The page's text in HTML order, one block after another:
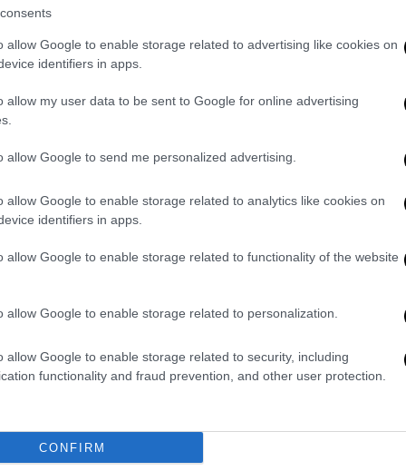
allow Google to enable storage related to advertising like cookies on
identifiers in apps.
allow my user data to be sent to Google for online advertising
allow Google to send me personalized advertising.
allow Google to enable storage related to analytics like cookies on
identifiers in apps.
allow Google to enable storage related to functionality of the website
allow Google to enable storage related to personalization.
allow Google to enable storage related to security, including
functionality and fraud prevention, and other user protection.
CONFIRM
Ιστορία|02.07.2021 10:22
Σαν σήμερα 2 Ιουλίου, πάνω σε μια
κόλασης για τους ναυαγούς της
2 Ιουλίου του 1817 και το ναυάγιο της
«Μέδουσας» έμεινε στην Ιστορία για
την τραγωδία που βίωσαν οι λιγοστοί
που επέζησαν σε μια σχεδία, όπου
διαδραματίστηκαν σκηνές κόλασης.
Κόσμος|12.03.2019 23:35
γιατί φορούσε τζιν παντελόνι
ένα σκουλήκι που προξενεί ζημιά στο
υλικό των ενοικιαζόμενων σκαφών